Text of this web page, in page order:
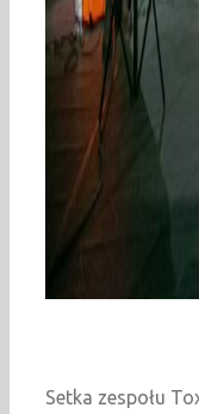
Setka zespołu